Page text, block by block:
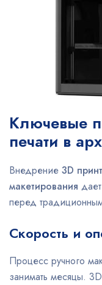
Ключевые
печати в
Внедрение 3D
макетирования
перед
Скорость и
Процесс ручного
занимать месяцы.